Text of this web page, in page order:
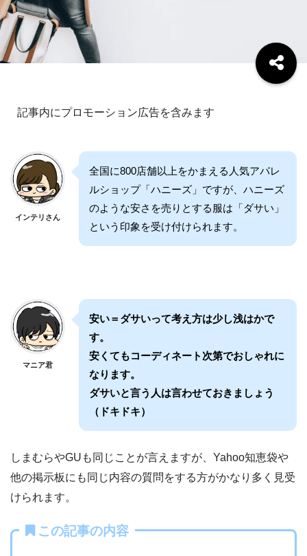
記事内にプロモーション広告を含みます
インテリさん
全国に800店舗以上をかまえる人気アパレ
ルショップ「ハニーズ」ですが、ハニーズ
のような安さを売りとする服は「ダサい」
という印象を受け付けられます。
マニア君
安い＝ダサいって考え方は少し浅はかで
す。
安くてもコーディネート次第でおしゃれに
なります。
ダサいと言う人は言わせておきましょう
（ドキドキ）
しまむらやGUも同じことが言えますが、Yahoo知恵袋や
他の掲示板にも同じ内容の質問をする方がかなり多く見受
けられます。
この記事の内容